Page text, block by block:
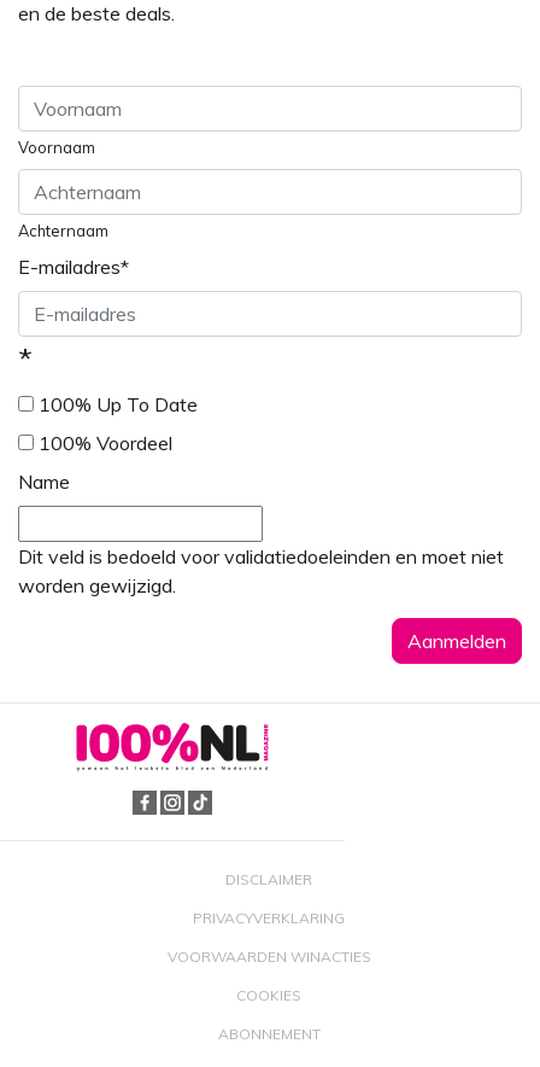
en de beste deals.
Voornaam
Achternaam
E-mailadres*
*
100% Up To Date
100% Voordeel
Name
Dit veld is bedoeld voor validatiedoeleinden en moet niet
worden gewijzigd.
DISCLAIMER
PRIVACYVERKLARING
VOORWAARDEN WINACTIES
COOKIES
ABONNEMENT